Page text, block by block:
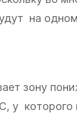
на
зону
у которого